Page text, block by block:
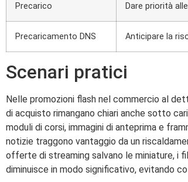
Precarico Dare priorità
Precaricamento DNS Anticipare la
Scenari pratici
Nelle promozioni flash nel commercio al
di acquisto rimangano chiari anche sotto
moduli di corsi, immagini di anteprima e
notizie traggono vantaggio da un
offerte di streaming salvano le miniature, i
diminuisce in modo significativo, evitando